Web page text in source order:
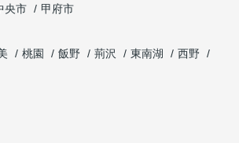
央市
甲府市
桃園 飯野 荊沢 東南湖
西野